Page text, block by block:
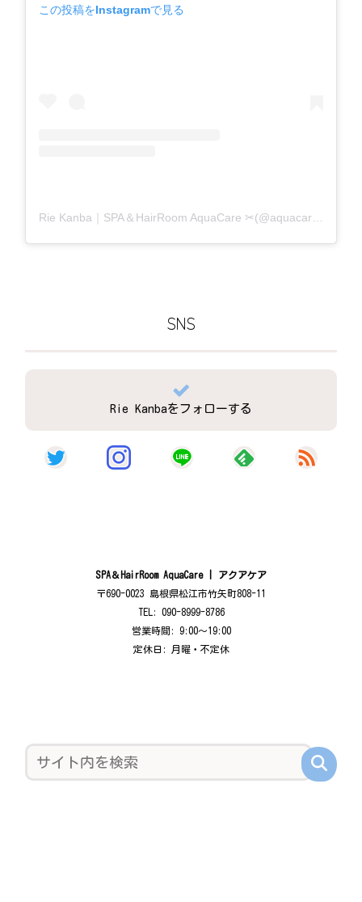
この投稿をInstagramで見る
Rie Kanba｜SPA＆HairRoom AquaCare ✂(@aquacare_rie)がシェアした投稿
SNS
Rie Kanbaをフォローする
SPA＆HairRoom AquaCare | アクアケア
〒690-0023 島根県松江市竹矢町808-11
TEL: 090-8999-8786
営業時間: 9:00〜19:00
定休日: 月曜・不定休